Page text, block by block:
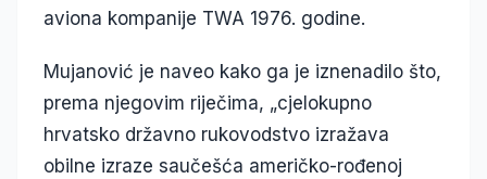
aviona kompanije TWA 1976. godine.
Mujanović je naveo kako ga je iznenadilo što,
prema njegovim riječima, „cjelokupno
hrvatsko državno rukovodstvo izražava
obilne izraze saučešća američko-rođenoj